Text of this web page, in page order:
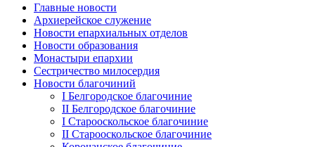
Главные новости
Архиерейское служение
Новости епархиальных отделов
Новости образования
Монастыри епархии
Сестричество милосердия
Новости благочиний
I Белгородское благочиние
II Белгородское благочиние
I Старооскольское благочиние
II Старооскольское благочиние